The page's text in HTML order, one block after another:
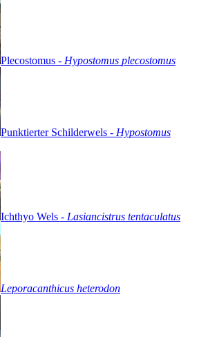
Plecostomus - Hypostomus plecostomus
Punktierter Schilderwels - Hypostomus
Ichthyo Wels - Lasiancistrus tentaculatus
Leporacanthicus heterodon